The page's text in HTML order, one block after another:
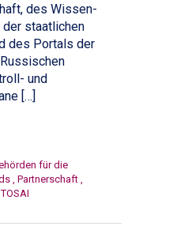
des Wissen-
staatlichen
des Portals der
und
[…]
für die
Partnerschaft